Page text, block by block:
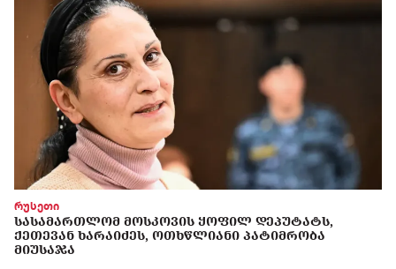
რუსეთი
ᲡᲐᲡᲐᲛᲐᲠᲗᲚᲝᲛ ᲛᲝᲡᲙᲝᲕᲘᲡ ᲧᲝᲤᲘᲚ ᲓᲔᲞᲣᲢᲐᲢᲡ,
ᲥᲔᲗᲔᲕᲐᲜ ᲮᲐᲠᲐᲘᲫᲔᲡ, ᲝᲗᲮᲬᲚᲘᲐᲜᲘ ᲞᲐᲢᲘᲛᲠᲝᲑᲐ
ᲛᲘᲣᲡᲐᲯᲐ